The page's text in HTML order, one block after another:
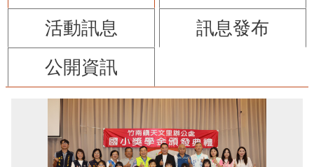
活動訊息
訊息發布
公開資訊